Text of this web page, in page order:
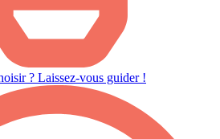
? Laissez-vous guider !